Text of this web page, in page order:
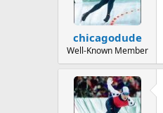
chicagodude
Well-Known Member